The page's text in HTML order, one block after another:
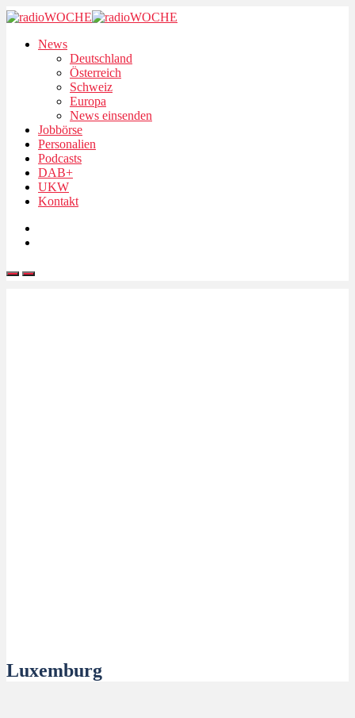
News
Deutschland
Österreich
Schweiz
Europa
News einsenden
Jobbörse
Personalien
Podcasts
DAB+
UKW
Kontakt
Luxemburg